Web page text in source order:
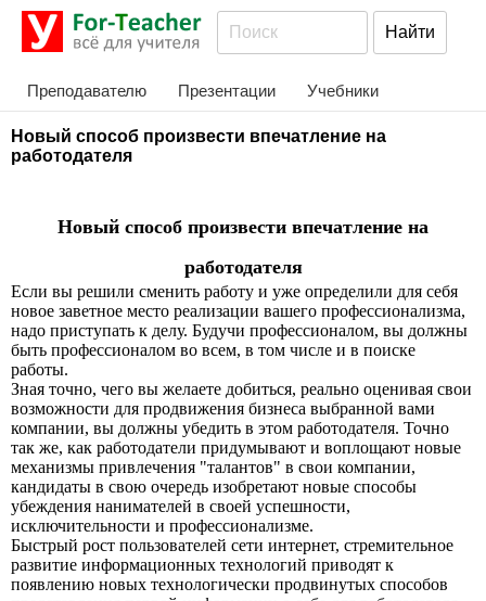
Преподавателю Презентации Учебники
Новый способ произвести впечатление на
работодателя
Новый способ произвести впечатление на
работодателя
Если вы решили сменить работу и уже определили для себя
новое заветное место реализации вашего профессионализма,
надо приступать к делу. Будучи профессионалом, вы должны
быть профессионалом во всем, в том числе и в поиске
работы.
Зная точно, чего вы желаете добиться, реально оценивая свои
возможности для продвижения бизнеса выбранной вами
компании, вы должны убедить в этом работодателя. Точно
так же, как работодатели придумывают и воплощают новые
механизмы привлечения "талантов" в свои компании,
кандидаты в свою очередь изобретают новые способы
убеждения нанимателей в своей успешности,
исключительности и профессионализме.
Быстрый рост пользователей сети интернет, стремительное
развитие информационных технологий приводят к
появлению новых технологически продвинутых способов